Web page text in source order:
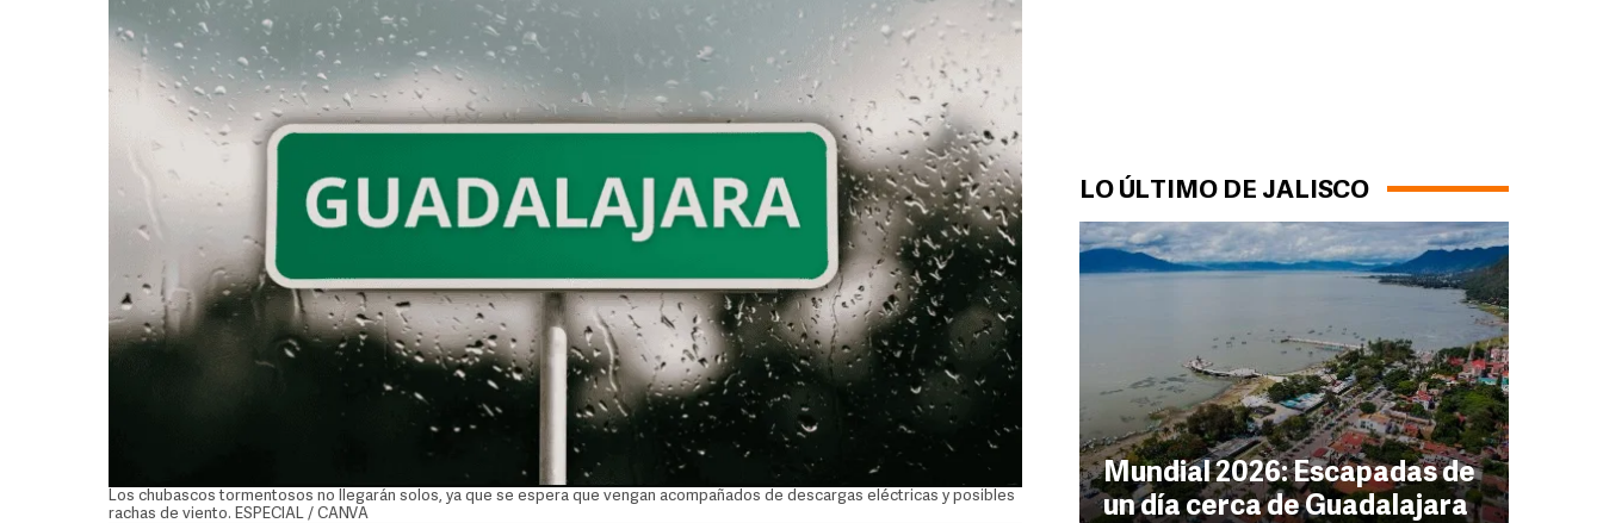
LO ÚLTIMO DE JALISCO
Mundial 2026: Escapadas de
un día cerca de Guadalajara
Los chubascos tormentosos no llegarán solos, ya que se espera que vengan acompañados de descargas eléctricas y posibles
rachas de viento. ESPECIAL / CANVA